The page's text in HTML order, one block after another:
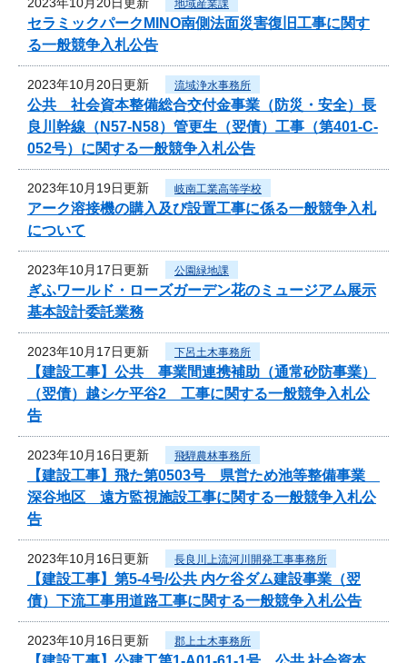
地域産業課
セラミックパークMINO南側法面災害復旧工事に関す
る一般競争入札公告
2023年10月20日更新 流域浄水事務所
公共 社会資本整備総合交付金事業（防災・安全）長
良川幹線（N57-N58）管更生（翌債）工事（第401-C-
052号）に関する一般競争入札公告
2023年10月19日更新 岐南工業高等学校
アーク溶接機の購入及び設置工事に係る一般競争入札
について
2023年10月17日更新 公園緑地課
ぎふワールド・ローズガーデン花のミュージアム展示
基本設計委託業務
2023年10月17日更新 下呂土木事務所
【建設工事】公共 事業間連携補助（通常砂防事業）
（翌債）越シケ平谷2 工事に関する一般競争入札公
告
2023年10月16日更新 飛騨農林事務所
【建設工事】飛た第0503号 県営ため池等整備事業
深谷地区 遠方監視施設工事に関する一般競争入札公
告
2023年10月16日更新 長良川上流河川開発工事事務所
【建設工事】第5-4号/公共 内ケ谷ダム建設事業（翌
債）下流工事用道路工事に関する一般競争入札公告
2023年10月16日更新 郡上土木事務所